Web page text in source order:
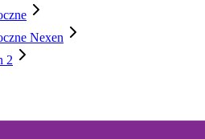
Nexen
2